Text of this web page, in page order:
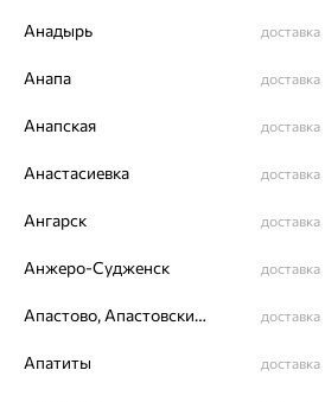
Анадырь доставка
Анапа доставка
Анапская доставка
Анастасиевка доставка
Ангарск доставка
Анжеро-Судженск доставка
Апастово, Апастовский район доставка
Апатиты доставка